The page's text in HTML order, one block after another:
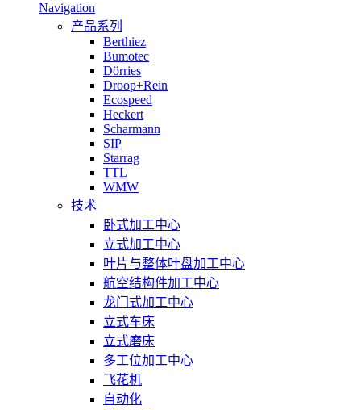
Navigation
产品系列
Berthiez
Bumotec
Dörries
Droop+Rein
Ecospeed
Heckert
Scharmann
SIP
Starrag
TTL
WMW
技术
卧式加工中心
立式加工中心
叶片与整体叶盘加工中心
航空结构件加工中心
龙门式加工中心
立式车床
立式磨床
多工位加工中心
飞花机
自动化